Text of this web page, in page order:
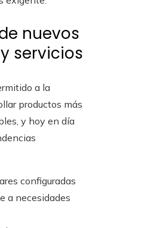
nuevos
servicios
a la
productos más
y hoy en día
configuradas
a necesidades